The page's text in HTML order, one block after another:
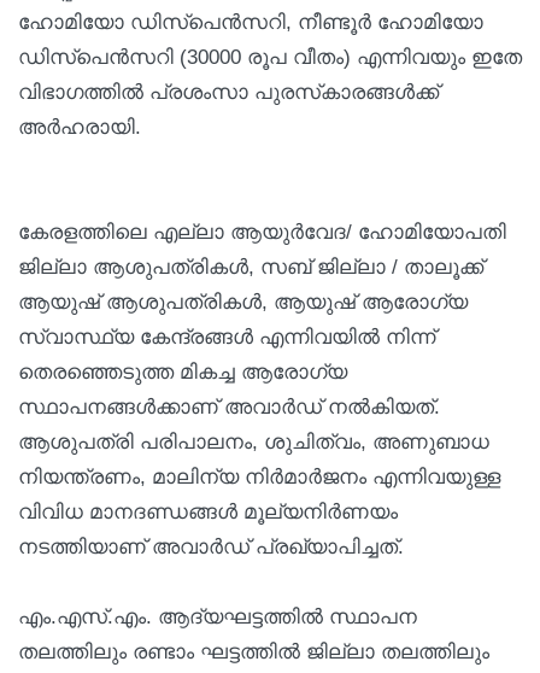
ഹോമിയോ ഡിസ്പെൻസറി, നീണ്ടൂർ ഹോമിയോ
ഡിസ്പെൻസറി (30000 രൂപ വീതം) എന്നിവയും ഇതേ
വിഭാഗത്തിൽ പ്രശംസാ പുരസ്‌കാരങ്ങൾക്ക്
അർഹരായി.
കേരളത്തിലെ എല്ലാ ആയുർവേദ/ ഹോമിയോപതി
ജില്ലാ ആശുപത്രികൾ, സബ് ജില്ലാ / താലൂക്ക്
ആയുഷ് ആശുപത്രികൾ, ആയുഷ് ആരോഗ്യ
സ്വാസ്ഥ്യ കേന്ദ്രങ്ങൾ എന്നിവയിൽ നിന്ന്
തെരഞ്ഞെടുത്ത മികച്ച ആരോഗ്യ
സ്ഥാപനങ്ങൾക്കാണ് അവാർഡ് നൽകിയത്.
ആശുപത്രി പരിപാലനം, ശുചിത്വം, അണുബാധ
നിയന്ത്രണം, മാലിന്യ നിർമാർജനം എന്നിവയുള്ള
വിവിധ മാനദണ്ഡങ്ങൾ മൂല്യനിർണയം
നടത്തിയാണ് അവാർഡ് പ്രഖ്യാപിച്ചത്.
എം.എസ്.എം. ആദ്യഘട്ടത്തിൽ സ്ഥാപന
തലത്തിലും രണ്ടാം ഘട്ടത്തിൽ ജില്ലാ തലത്തിലും